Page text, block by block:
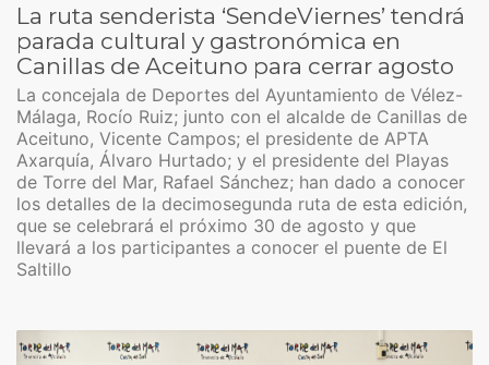
La ruta senderista ‘SendeViernes’ tendrá
parada cultural y gastronómica en
Canillas de Aceituno para cerrar agosto
La concejala de Deportes del Ayuntamiento de Vélez-
Málaga, Rocío Ruiz; junto con el alcalde de Canillas de
Aceituno, Vicente Campos; el presidente de APTA
Axarquía, Álvaro Hurtado; y el presidente del Playas
de Torre del Mar, Rafael Sánchez; han dado a conocer
los detalles de la decimosegunda ruta de esta edición,
que se celebrará el próximo 30 de agosto y que
llevará a los participantes a conocer el puente de El
Saltillo